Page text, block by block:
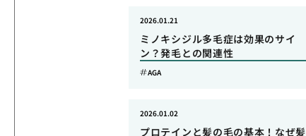
ミノキシジル多毛症は効果のサイ
ン？発毛との関連性
2026.01.21
AGA
プロテインと髪の毛の基本！なぜ髪
2026.01.02